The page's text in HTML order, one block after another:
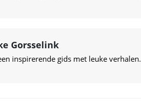
Gorsselink
inspirerende gids met leuke verhalen.